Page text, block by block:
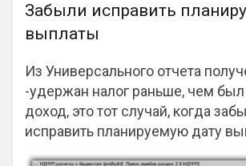
Забыли исправить
выплаты
Из Универсального отчета
-удержан налог раньше, чем
доход, это тот случай, когда
исправить планируемую дату